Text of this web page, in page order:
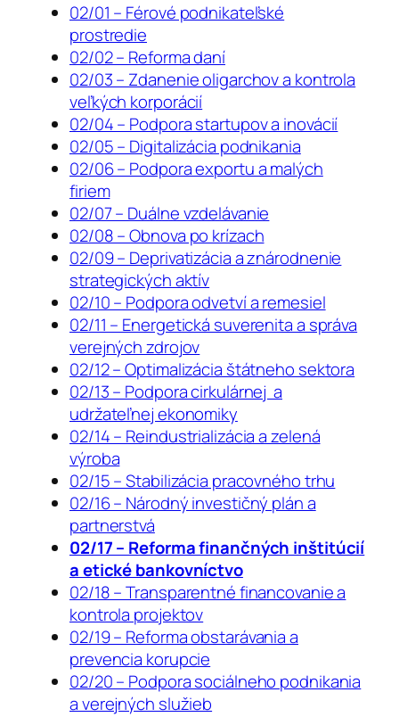
02/01 – Férové podnikateľské
prostredie
02/02 – Reforma daní
02/03 – Zdanenie oligarchov a kontrola
veľkých korporácií
02/04 – Podpora startupov a inovácií
02/05 – Digitalizácia podnikania
02/06 – Podpora exportu a malých
firiem
02/07 – Duálne vzdelávanie
02/08 – Obnova po krízach
02/09 – Deprivatizácia a znárodnenie
strategických aktív
02/10 – Podpora odvetví a remesiel
02/11 – Energetická suverenita a správa
verejných zdrojov
02/12 – Optimalizácia štátneho sektora
02/13 – Podpora cirkulárnej a
udržateľnej ekonomiky
02/14 – Reindustrializácia a zelená
výroba
02/15 – Stabilizácia pracovného trhu
02/16 – Národný investičný plán a
partnerstvá
02/17 – Reforma finančných inštitúcií
a etické bankovníctvo
02/18 – Transparentné financovanie a
kontrola projektov
02/19 – Reforma obstarávania a
prevencia korupcie
02/20 – Podpora sociálneho podnikania
a verejných služieb